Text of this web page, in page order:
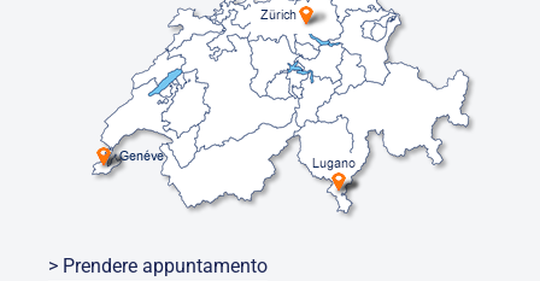
> Prendere appuntamento